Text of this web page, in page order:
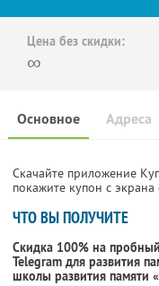
Цена без скидки:
∞
Основное Адреса
Скачайте приложение
покажите купон с
ЧТО ВЫ ПОЛУЧИТЕ
Скидка 100% на
Telegram для развития
школы развития памяти